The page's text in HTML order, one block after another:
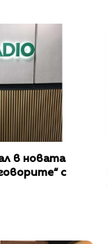
в новата
с